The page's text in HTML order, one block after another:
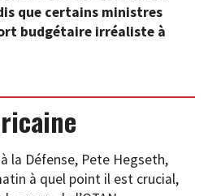
que certains ministres
budgétaire irréaliste à
la Défense, Pete Hegseth,
à quel point il est crucial,